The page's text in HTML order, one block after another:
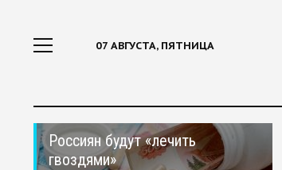
07 АВГУСТА, ПЯТНИЦА
Россиян будут «лечить
гвоздями»